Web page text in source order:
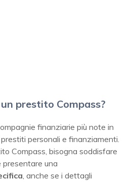
prestito Compass?
finanziarie più note in
personali e finanziamenti.
Compass, bisogna soddisfare
presentare una
, anche se i dettagli